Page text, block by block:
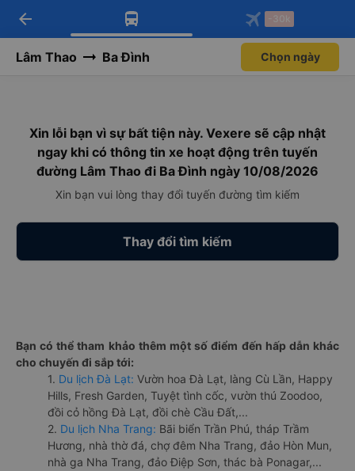
Tải app Vexere ngay!
Nhận ưu đãi thành viên độc
Mở app
Tải app Vexere
-30k/ghế khi đặt vé máy bay qua
Mở app
arrow_back -30k
Lâm Thao Ba Đình Chọn ngày
Xin lỗi bạn vì sự bất tiện này. Vexere sẽ cập nhật
ngay khi có thông tin xe hoạt động trên tuyến
đường Lâm Thao đi Ba Đình ngày 10/08/2026
Xin bạn vui lòng thay đổi tuyến đường tìm kiếm
Thay đổi tìm kiếm
Bạn có thể tham khảo thêm một số điểm đến hấp dẫn khác
cho chuyến đi sắp tới:
1. Du lịch Đà Lạt: Vườn hoa Đà Lạt, làng Cù Lần, Happy
Hills, Fresh Garden, Tuyệt tình cốc, vườn thú Zoodoo,
đồi cỏ hồng Đà Lạt, đồi chè Cầu Đất,...
2. Du lịch Nha Trang: Bãi biển Trần Phú, tháp Trầm
Hương, nhà thờ đá, chợ đêm Nha Trang, đảo Hòn Mun,
nhà ga Nha Trang, đảo Điệp Sơn, thác bà Ponagar,...